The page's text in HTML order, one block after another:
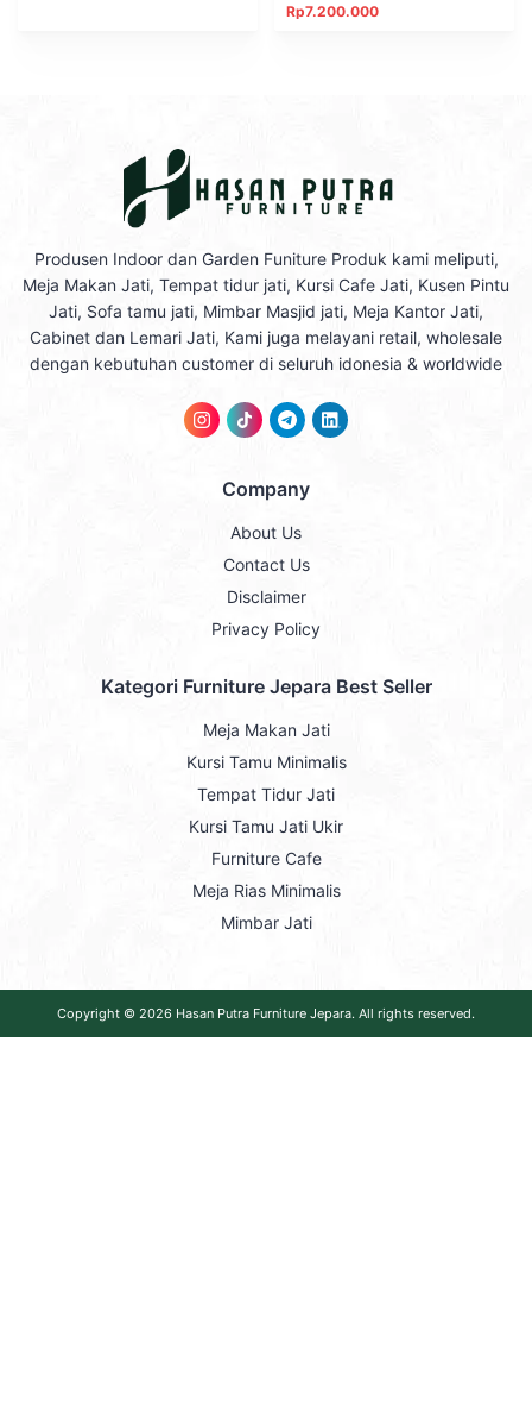
Rp7.200.000
Produsen Indoor dan Garden Funiture Produk kami meliputi,
Meja Makan Jati, Tempat tidur jati, Kursi Cafe Jati, Kusen Pintu
Jati, Sofa tamu jati, Mimbar Masjid jati, Meja Kantor Jati,
Cabinet dan Lemari Jati, Kami juga melayani retail, wholesale
dengan kebutuhan customer di seluruh idonesia & worldwide
Company
About Us
Contact Us
Disclaimer
Privacy Policy
Kategori Furniture Jepara Best Seller
Meja Makan Jati
Kursi Tamu Minimalis
Tempat Tidur Jati
Kursi Tamu Jati Ukir
Furniture Cafe
Meja Rias Minimalis
Mimbar Jati
Copyright © 2026 Hasan Putra Furniture Jepara. All rights reserved.